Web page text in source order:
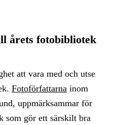
årets fotobibliotek
att vara med och utse
Fotoförfattarna inom
uppmärksammar för
som gör ett särskilt bra